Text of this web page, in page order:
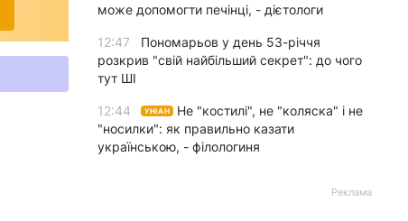
може допомогти печінці, - дієтологи
12:47
Пономарьов у день 53-річчя
розкрив "свій найбільший секрет": до чого
тут ШІ
12:44 УНІАН
Не "костилі", не "коляска" і не
"носилки": як правильно казати
українською, - філологиня
Реклама